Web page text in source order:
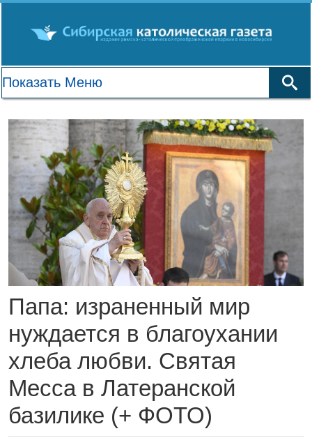
Папа: израненный мир
нуждается в благоухании
хлеба любви. Святая
Месса в Латеранской
базилике (+ ФОТО)